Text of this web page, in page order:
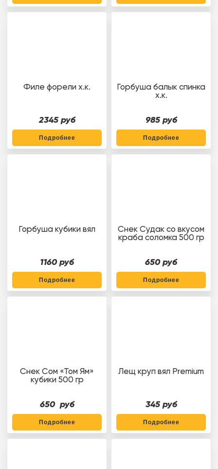
Филе форели х.к.
2345 руб
Подробнее
Горбуша балык спинка
х.к.
985 руб
Подробнее
Горбуша кубики вял
1160 руб
Подробнее
Снек Судак со вкусом
краба соломка 500 гр
650 руб
Подробнее
Снек Сом «Том Ям»
кубики 500 гр
650 руб
Подробнее
Лещ круп вял Premium
345 руб
Подробнее